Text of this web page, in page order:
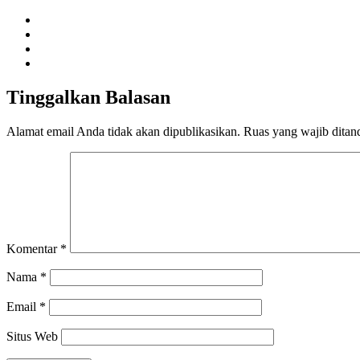
Tinggalkan Balasan
Alamat email Anda tidak akan dipublikasikan. Ruas yang wajib
Komentar *
Nama *
Email *
Situs Web